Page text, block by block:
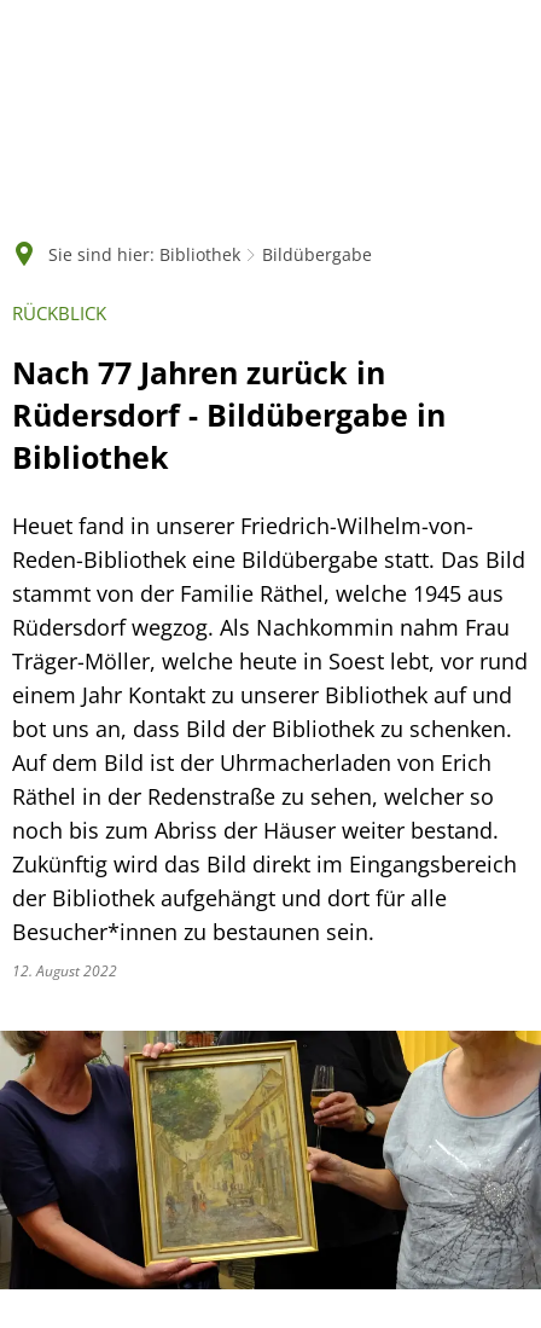
Sie sind hier: Bibliothek Bildübergabe
RÜCKBLICK
Nach 77 Jahren zurück in
Rüdersdorf - Bildübergabe in
Bibliothek
Heuet fand in unserer Friedrich-Wilhelm-von-
Reden-Bibliothek eine Bildübergabe statt. Das Bild
stammt von der Familie Räthel, welche 1945 aus
Rüdersdorf wegzog. Als Nachkommin nahm Frau
Träger-Möller, welche heute in Soest lebt, vor rund
einem Jahr Kontakt zu unserer Bibliothek auf und
bot uns an, dass Bild der Bibliothek zu schenken.
Auf dem Bild ist der Uhrmacherladen von Erich
Räthel in der Redenstraße zu sehen, welcher so
noch bis zum Abriss der Häuser weiter bestand.
Zukünftig wird das Bild direkt im Eingangsbereich
der Bibliothek aufgehängt und dort für alle
Besucher*innen zu bestaunen sein.
12. August 2022